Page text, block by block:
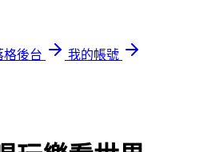
格後台
我的帳號